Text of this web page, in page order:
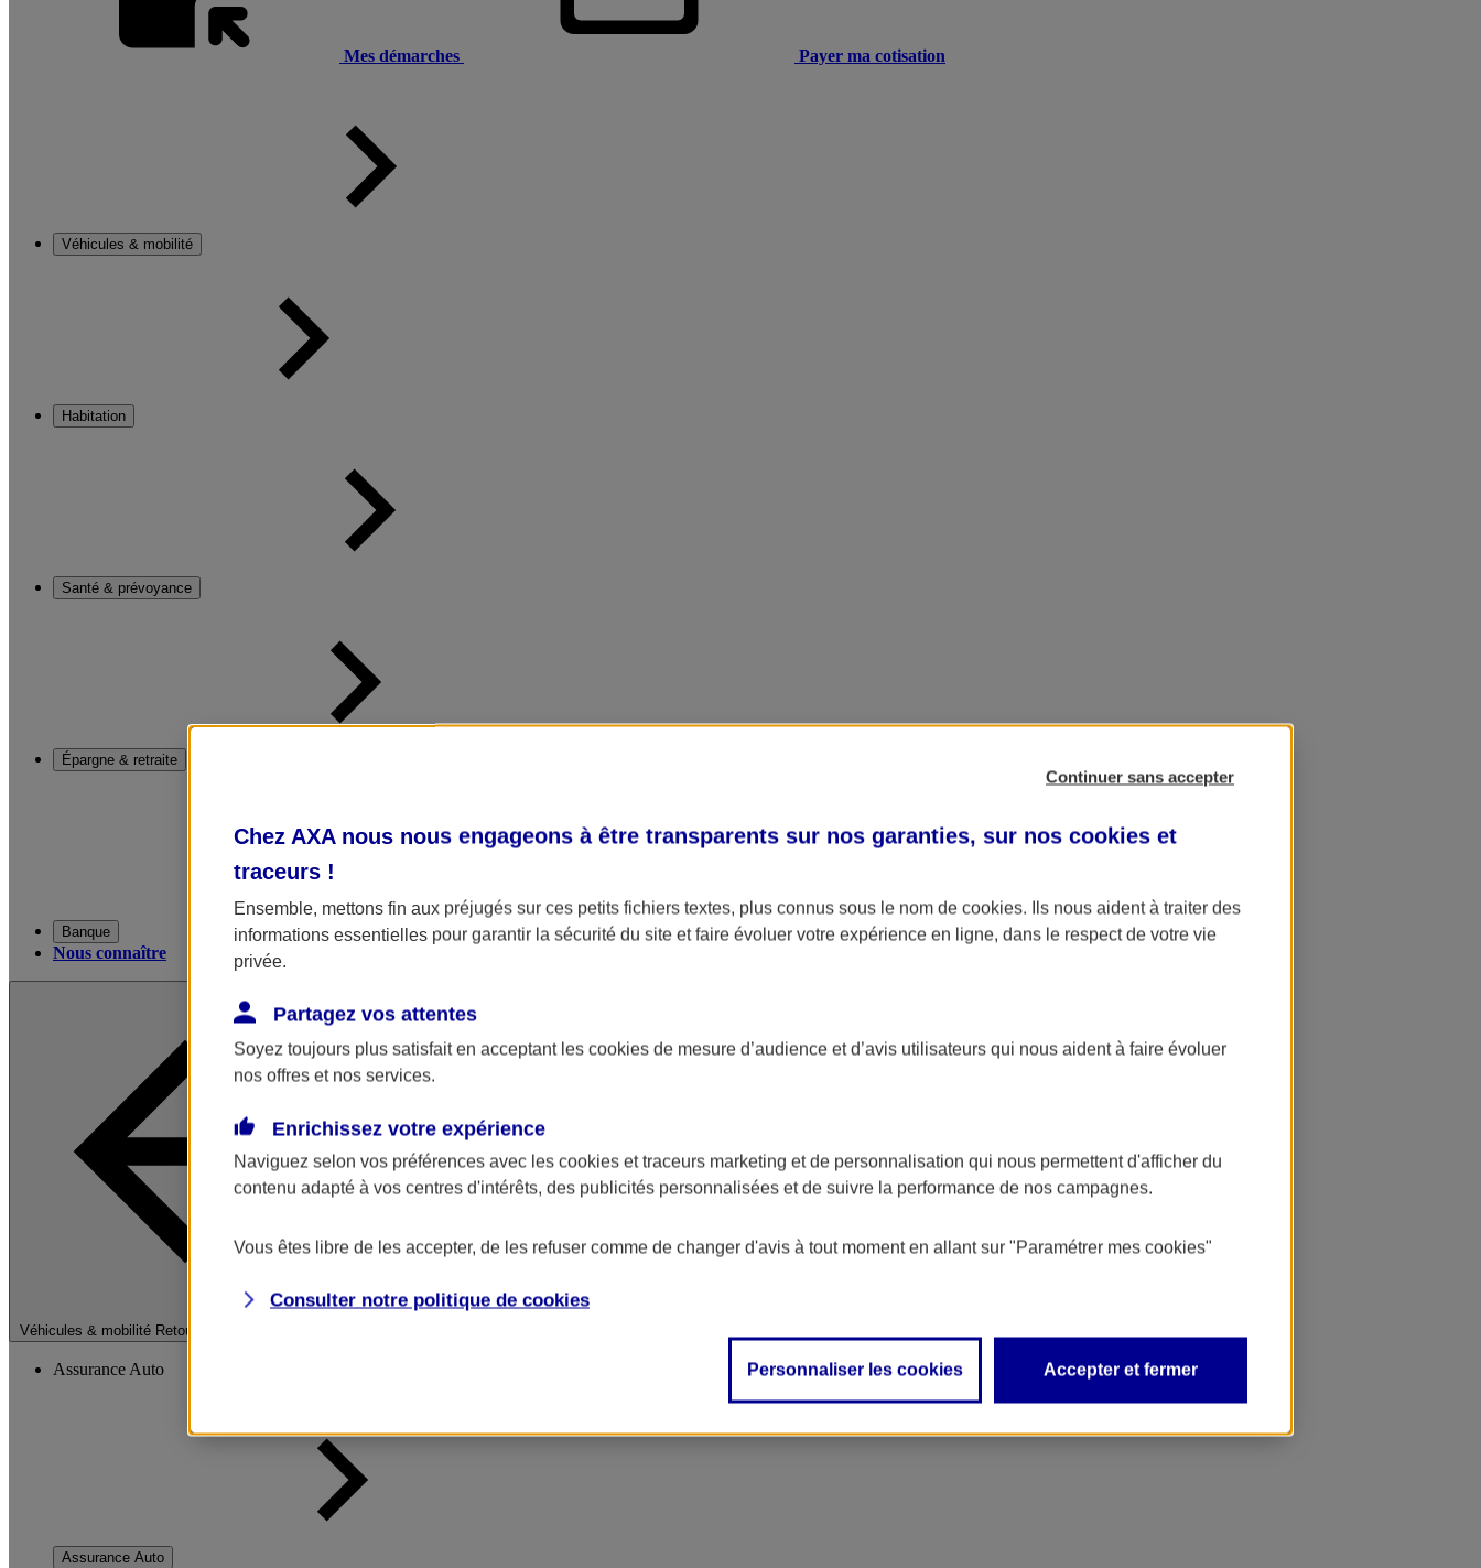
Mes démarches Payer ma cotisation
Véhicules & mobilité
Habitation
Santé & prévoyance
Épargne & retraite
Banque
Nous connaître
Véhicules & mobilité Retour à la section précédente
Fermer le menu principal
Assurance Auto
Assurance Auto
Continuer sans accepter
Chez AXA nous nous engageons à être transparents sur nos garanties, sur nos cookies et
traceurs !
Ensemble, mettons fin aux préjugés sur ces petits fichiers textes, plus connus sous le nom de cookies. Ils nous aident à traiter des
informations essentielles pour garantir la sécurité du site et faire évoluer votre expérience en ligne, dans le respect de votre vie
privée.
Partagez vos attentes
Soyez toujours plus satisfait en acceptant les cookies de mesure d’audience et d’avis utilisateurs qui nous aident à faire évoluer
nos offres et nos services.
Enrichissez votre expérience
Naviguez selon vos préférences avec les cookies et traceurs marketing et de personnalisation qui nous permettent d'afficher du
contenu adapté à vos centres d'intérêts, des publicités personnalisées et de suivre la performance de nos campagnes.
Vous êtes libre de les accepter, de les refuser comme de changer d'avis à tout moment en allant sur "Paramétrer mes cookies"
Consulter notre politique de cookies
Personnaliser les cookies Accepter et fermer